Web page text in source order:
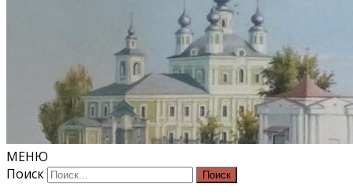
МЕНЮ
Поиск